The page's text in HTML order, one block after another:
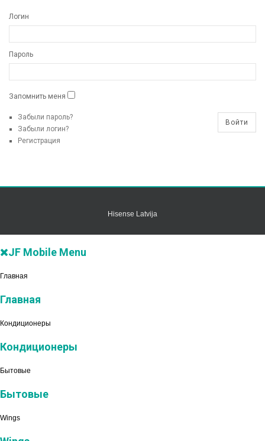
Логин
Пароль
Запомнить меня
Забыли пароль?
Забыли логин?
Регистрация
Hisense Latvija
JF Mobile Menu
Главная
Главная
Кондиционеры
Кондиционеры
Бытовые
Бытовые
Wings